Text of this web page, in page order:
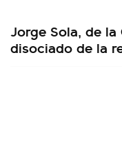
Jorge Sola, de la
disociado de la